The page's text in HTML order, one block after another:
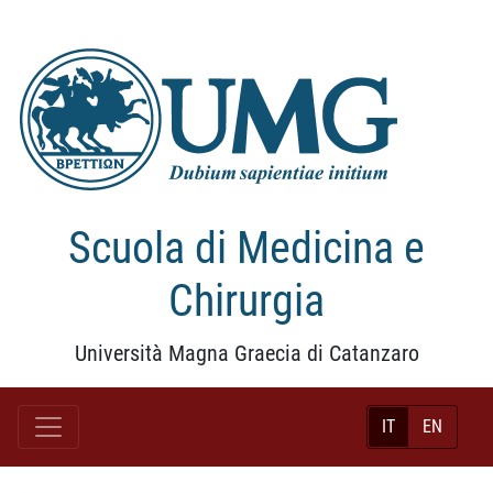
Scuola di Medicina e
Chirurgia
Università Magna Graecia di Catanzaro
IT EN